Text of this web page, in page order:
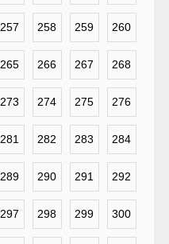
257 258 259 260
265 266 267 268
273 274 275 276
281 282 283 284
289 290 291 292
297 298 299 300